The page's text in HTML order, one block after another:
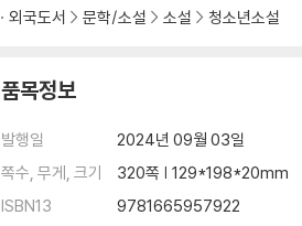
외국도서 문학/소설 소설 청소년소설
품목정보
발행일
2024년 09월 03일
쪽수, 무게, 크기
320쪽 | 129*198*20mm
ISBN13
9781665957922